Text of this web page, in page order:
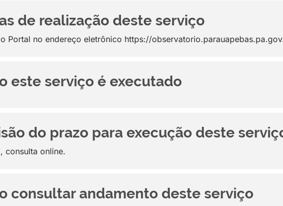
de realização deste serviço
Portal no endereço eletrônico https://
este serviço é executado
do prazo para execução deste
consulta online.
consultar andamento deste serviço